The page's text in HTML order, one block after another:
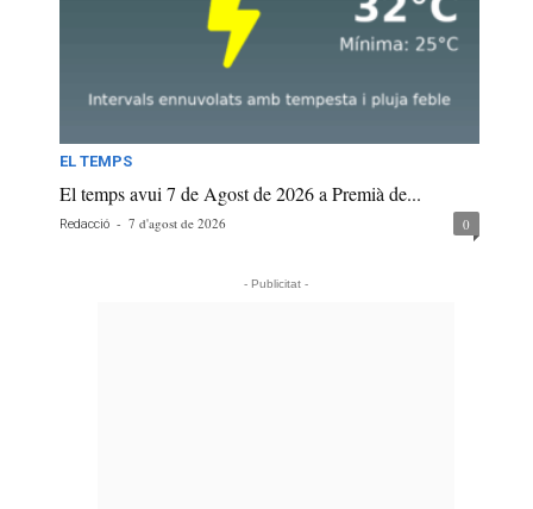
EL TEMPS
El temps avui 7 de Agost de 2026 a Premià de...
Redacció - 7 d'agost de 2026 0
- Publicitat -